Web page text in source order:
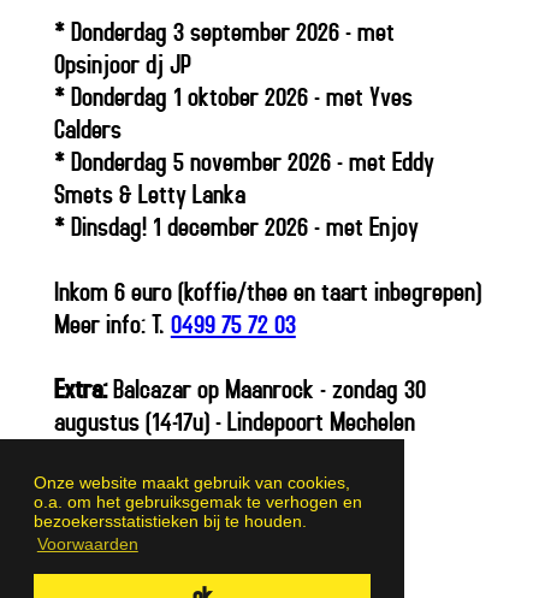
Onze website maakt gebruik van cookies,
o.a. om het gebruiksgemak te verhogen en
bezoekersstatistieken bij te houden.
Voorwaarden
* Donderdag 3 september 2026 - met
Opsinjoor dj JP
* Donderdag 1 oktober 2026 - met Yves
Calders
* Donderdag 5 november 2026 - met Eddy
Smets & Letty Lanka
* Dinsdag! 1 december 2026 - met Enjoy
Inkom 6 euro (koffie/thee en taart inbegrepen)
Meer info: T. 0499 75 72 03
Extra:Balcazar op Maanrock - zondag 30
augustus (14-17u) - Lindepoort Mechelen